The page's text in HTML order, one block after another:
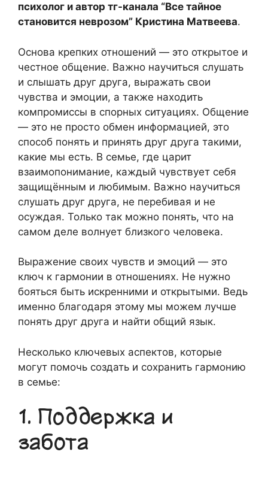
психолог и автор тг-канала “Все тайное
становится неврозом” Кристина Матвеева.
Основа крепких отношений — это открытое и
честное общение. Важно научиться слушать
и слышать друг друга, выражать свои
чувства и эмоции, а также находить
компромиссы в спорных ситуациях. Общение
— это не просто обмен информацией, это
способ понять и принять друг друга такими,
какие мы есть. В семье, где царит
взаимопонимание, каждый чувствует себя
защищённым и любимым. Важно научиться
слушать друг друга, не перебивая и не
осуждая. Только так можно понять, что на
самом деле волнует близкого человека.
Выражение своих чувств и эмоций — это
ключ к гармонии в отношениях. Не нужно
бояться быть искренними и открытыми. Ведь
именно благодаря этому мы можем лучше
понять друг друга и найти общий язык.
Несколько ключевых аспектов, которые
могут помочь создать и сохранить гармонию
в семье:
1. Поддержка и
забота